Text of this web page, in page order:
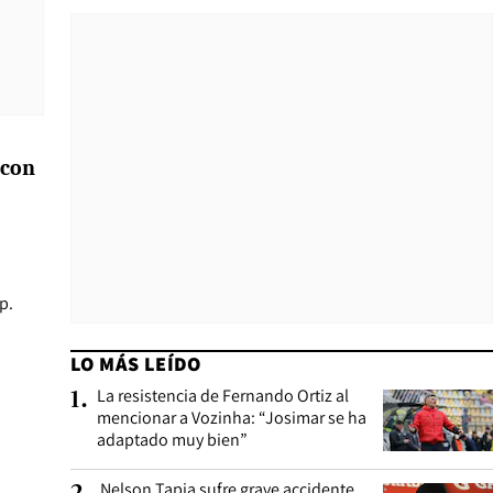
LO MÁS LEÍDO
1. La resistencia de Fernando Ortiz al
mencionar a Vozinha: “Josimar se ha
adaptado muy bien”